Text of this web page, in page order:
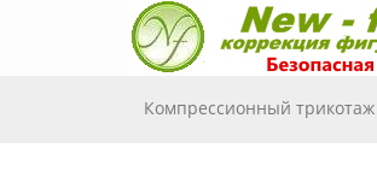
Компрессионный трикотаж